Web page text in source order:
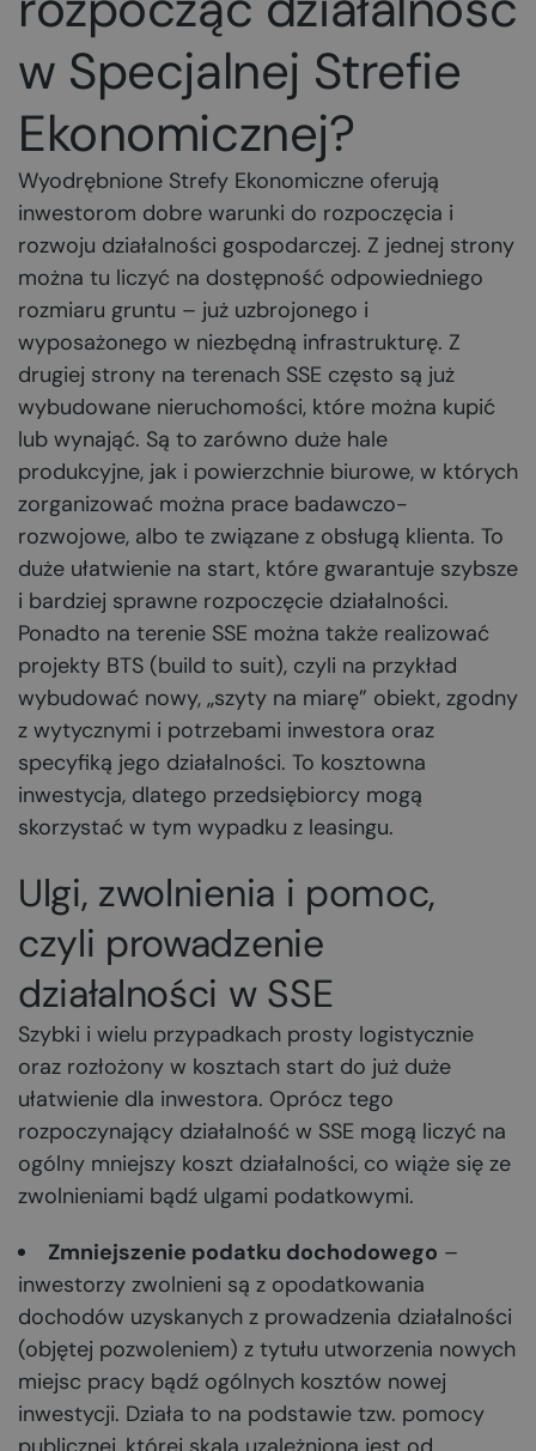
w Specjalnej Strefie
Ekonomicznej?
Wyodrębnione Strefy Ekonomiczne oferują
inwestorom dobre warunki do rozpoczęcia i
rozwoju działalności gospodarczej. Z jednej strony
można tu liczyć na dostępność odpowiedniego
rozmiaru gruntu – już uzbrojonego i
wyposażonego w niezbędną infrastrukturę. Z
drugiej strony na terenach SSE często są już
wybudowane nieruchomości, które można kupić
lub wynająć. Są to zarówno duże hale
produkcyjne, jak i powierzchnie biurowe, w których
zorganizować można prace badawczo-
rozwojowe, albo te związane z obsługą klienta. To
duże ułatwienie na start, które gwarantuje szybsze
i bardziej sprawne rozpoczęcie działalności.
Ponadto na terenie SSE można także realizować
projekty BTS (build to suit), czyli na przykład
wybudować nowy, „szyty na miarę” obiekt, zgodny
z wytycznymi i potrzebami inwestora oraz
specyfiką jego działalności. To kosztowna
inwestycja, dlatego przedsiębiorcy mogą
skorzystać w tym wypadku z leasingu.
Ulgi, zwolnienia i pomoc,
czyli prowadzenie
działalności w SSE
Szybki i wielu przypadkach prosty logistycznie
oraz rozłożony w kosztach start do już duże
ułatwienie dla inwestora. Oprócz tego
rozpoczynający działalność w SSE mogą liczyć na
ogólny mniejszy koszt działalności, co wiąże się ze
zwolnieniami bądź ulgami podatkowymi.
Zmniejszenie podatku dochodowego –
inwestorzy zwolnieni są z opodatkowania
dochodów uzyskanych z prowadzenia działalności
(objętej pozwoleniem) z tytułu utworzenia nowych
miejsc pracy bądź ogólnych kosztów nowej
inwestycji. Działa to na podstawie tzw. pomocy